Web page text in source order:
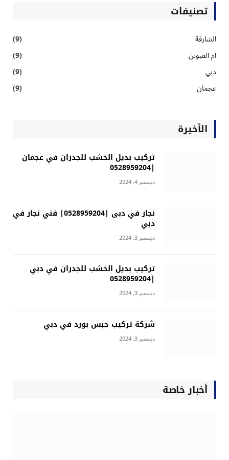
تصنيفات
الشارقة
(9)
ام القيوين
(9)
دبي
(9)
عجمان
(9)
الأخيرة
تركيب بديل الخشب للجدران في عجمان
|0528959204
ديسمبر 4, 2024
نجار في دبى |0528959204| فني نجار في
دبي
ديسمبر 3, 2024
تركيب بديل الخشب للجدران في دبي
|0528959204
ديسمبر 3, 2024
شركة تركيب جبس بورد في دبي
ديسمبر 3, 2024
أخبار خاصة